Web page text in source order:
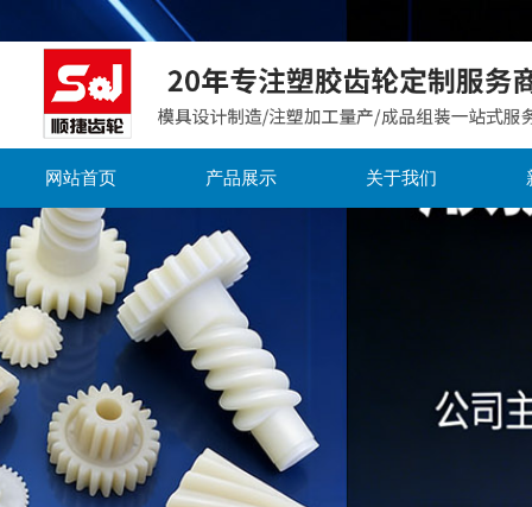
网站首页 产品展示 关于我们